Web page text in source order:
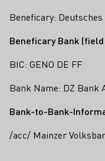
Beneficary:
Beneficary Bank
BIC: GENO DE FF
Bank Name: DZ Bank
Bank-to-Bank-
/acc/ Mainzer